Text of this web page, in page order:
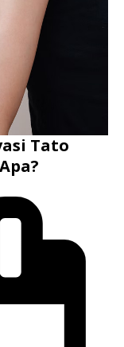
Tato